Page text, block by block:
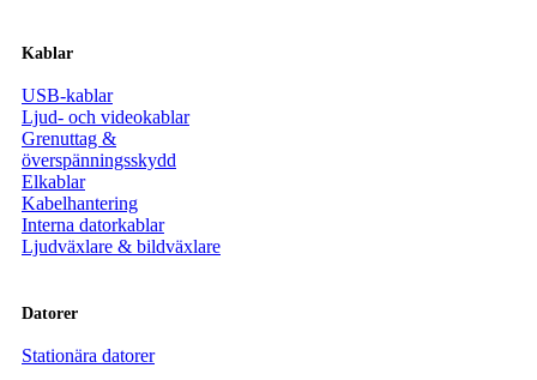
Kablar
USB-kablar
Ljud- och videokablar
Grenuttag &
överspänningsskydd
Elkablar
Kabelhantering
Interna datorkablar
Ljudväxlare & bildväxlare
Datorer
Stationära datorer